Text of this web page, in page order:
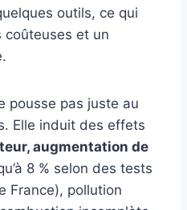
outils, ce qui
coûteuses et un
pousse pas juste au
Elle induit des effets
augmentation de
8 % selon des tests
France), pollution